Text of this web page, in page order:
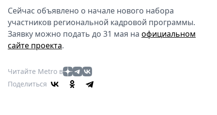
Сейчас объявлено о начале нового набора
участников региональной кадровой программы.
Заявку можно подать до 31 мая на официальном
сайте проекта.
Читайте Metro в
Поделиться